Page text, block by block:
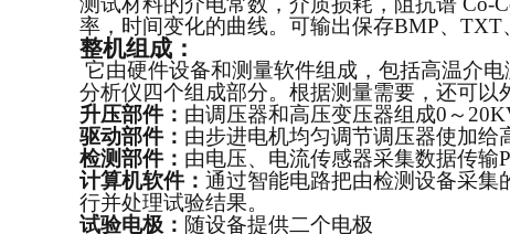
率，时间变化的曲线。可输出保存BMP、
整机组成：
它由硬件设备和测量软件组成，包括高温介
分析仪四个组成部分。根据测量需要，还可
升压部件： 由调压器和高压变压器组成0～
驱动部件： 由步进电机均匀调节调压器使加给
检测部件： 由电压、电流传感器采集数据传输
计算机软件： 通过智能电路把由检测设备采集
行并处理试验结果。
试验电极： 随设备提供二个电极